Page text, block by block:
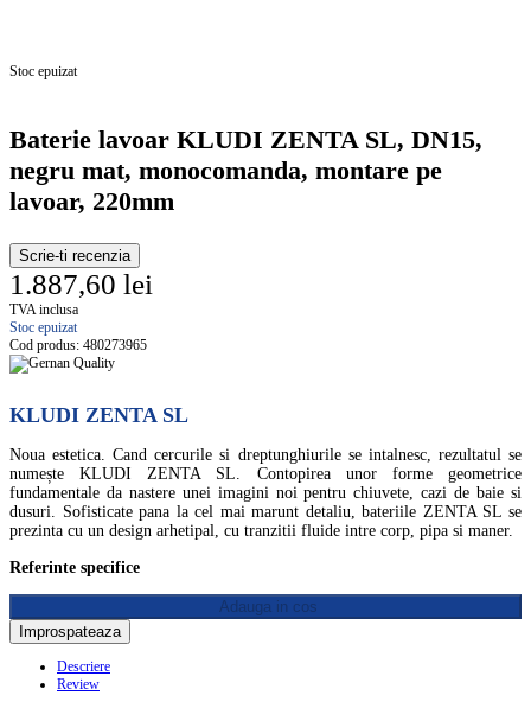
Stoc epuizat
Baterie lavoar KLUDI ZENTA SL, DN15,
negru mat, monocomanda, montare pe
lavoar, 220mm
Scrie-ti recenzia
1.887,60 lei
TVA inclusa
Stoc epuizat
Cod produs: 480273965
KLUDI ZENTA SL
Noua estetica. Cand cercurile si dreptunghiurile se intalnesc, rezultatul se
numește KLUDI ZENTA SL. Contopirea unor forme geometrice
fundamentale da nastere unei imagini noi pentru chiuvete, cazi de baie si
dusuri. Sofisticate pana la cel mai marunt detaliu, bateriile ZENTA SL se
prezinta cu un design arhetipal, cu tranzitii fluide intre corp, pipa si maner.
Referinte specifice
Adauga in cos
Descriere
Review